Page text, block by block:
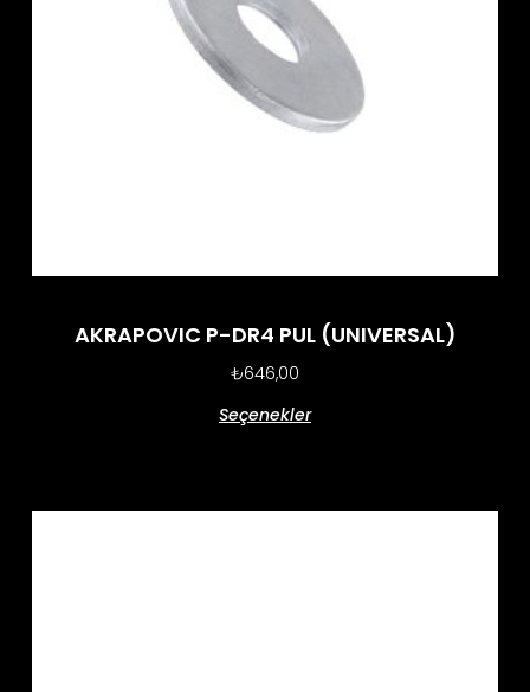
AKRAPOVIC P-DR4 PUL (UNIVERSAL)
₺646,00
Seçenekler